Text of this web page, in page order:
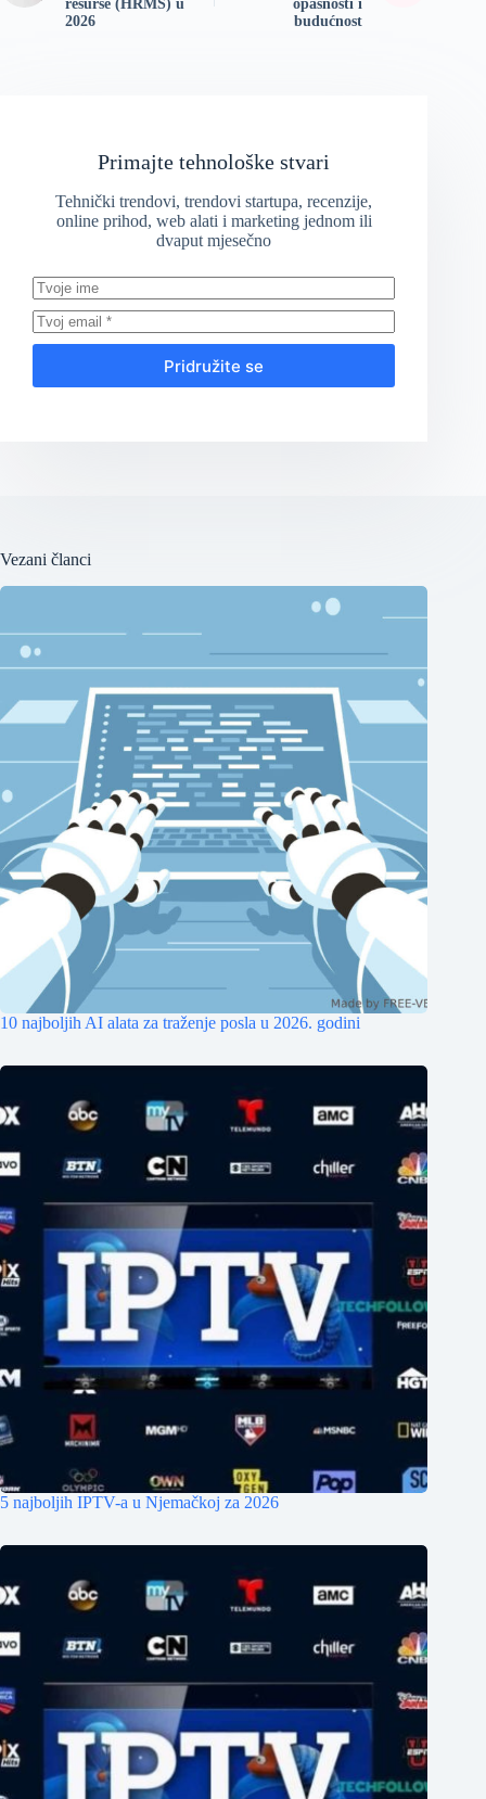
resurse (HRMS) u
2026
opasnosti i
budućnost
Primajte tehnološke stvari
Tehnički trendovi, trendovi startupa, recenzije,
online prihod, web alati i marketing jednom ili
dvaput mjesečno
Pridružite se
Vezani članci
10 najboljih AI alata za traženje posla u 2026. godini
5 najboljih IPTV-a u Njemačkoj za 2026